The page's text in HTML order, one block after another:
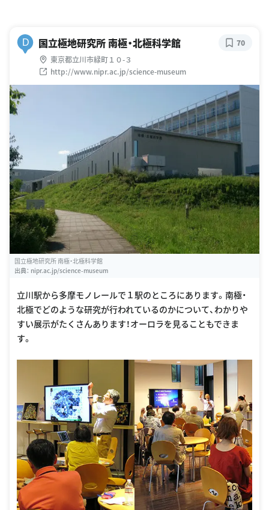
D 国立極地研究所 南極・北極科学館
東京都立川市緑町１０-３
http://www.nipr.ac.jp/science-museum
70
国立極地研究所 南極・北極科学館
出典： nipr.ac.jp/science-museum
立川駅から多摩モノレールで１駅のところにあります。南極・
北極でどのような研究が行われているのかについて、わかりや
すい展示がたくさんあります！オーロラを見ることもできま
す。